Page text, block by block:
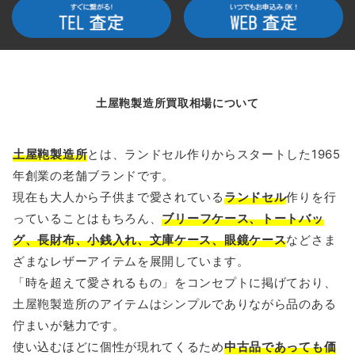
土屋鞄製造所買取相場について
土屋鞄製造所とは、ランドセル作りからスタートした1965
年創業の老舗ブランドです。
現在も大人から子供まで愛されているランドセル作りを行
っていることはもちろん、ブリーフケース、トートバッ
グ、長財布、小銭入れ、文庫ケース、眼鏡ケースなどさま
ざまなレザーアイテムを展開しています。
「時を超えて愛されるもの」をコンセプトに掲げており、
土屋鞄製造所のアイテムはシンプルでありながら品のある
佇まいが魅力です。
使い込むほどに個性が現れてくるため中古品であっても価